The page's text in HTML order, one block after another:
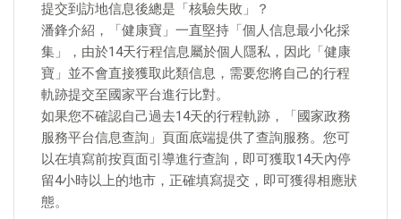
提交到訪地信息後總是「核驗失敗」？
潘鋒介紹，「健康寶」一直堅持「個人信息最小化採
集」，由於14天行程信息屬於個人隱私，因此「健康
寶」並不會直接獲取此類信息，需要您將自己的行程
軌跡提交至國家平台進行比對。
如果您不確認自己過去14天的行程軌跡，「國家政務
服務平台信息查詢」頁面底端提供了查詢服務。您可
以在填寫前按頁面引導進行查詢，即可獲取14天內停
留4小時以上的地市，正確填寫提交，即可獲得相應狀
態。